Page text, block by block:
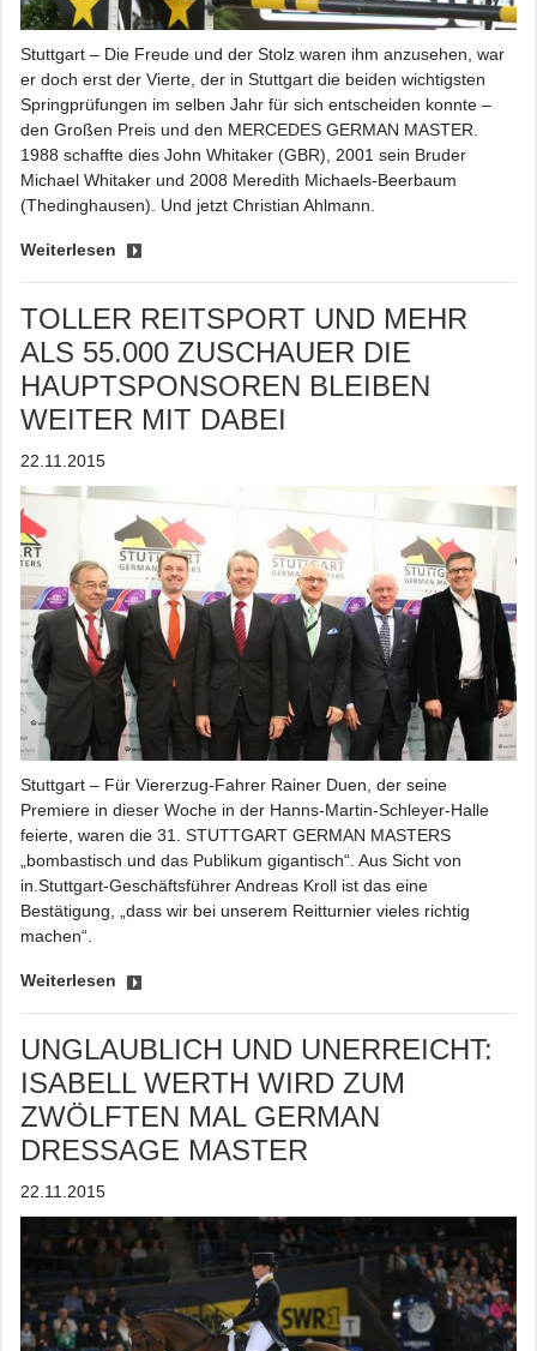
Stuttgart – Die Freude und der Stolz waren ihm anzusehen, war
er doch erst der Vierte, der in Stuttgart die beiden wichtigsten
Springprüfungen im selben Jahr für sich entscheiden konnte –
den Großen Preis und den MERCEDES GERMAN MASTER.
1988 schaffte dies John Whitaker (GBR), 2001 sein Bruder
Michael Whitaker und 2008 Meredith Michaels-Beerbaum
(Thedinghausen). Und jetzt Christian Ahlmann.
Weiterlesen
TOLLER REITSPORT UND MEHR
ALS 55.000 ZUSCHAUER DIE
HAUPTSPONSOREN BLEIBEN
WEITER MIT DABEI
22.11.2015
Stuttgart – Für Viererzug-Fahrer Rainer Duen, der seine
Premiere in dieser Woche in der Hanns-Martin-Schleyer-Halle
feierte, waren die 31. STUTTGART GERMAN MASTERS
„bombastisch und das Publikum gigantisch“. Aus Sicht von
in.Stuttgart-Geschäftsführer Andreas Kroll ist das eine
Bestätigung, „dass wir bei unserem Reitturnier vieles richtig
machen“.
Weiterlesen
UNGLAUBLICH UND UNERREICHT:
ISABELL WERTH WIRD ZUM
ZWÖLFTEN MAL GERMAN
DRESSAGE MASTER
22.11.2015